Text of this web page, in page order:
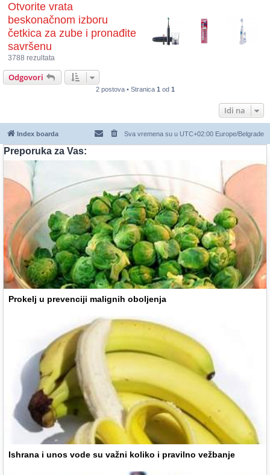
Otvorite vrata
beskonačnom izboru
četkica za zube i pronađite
savršenu
3788 rezultata
Odgovori
2 postova • Stranica 1od 1
Idi na
Index boarda Sva vremena su u UTC+02:00 Europe/Belgrade
Preporuka za Vas:
Prokelj u prevenciji malignih oboljenja
Ishrana i unos vode su važni koliko i pravilno vežbanje